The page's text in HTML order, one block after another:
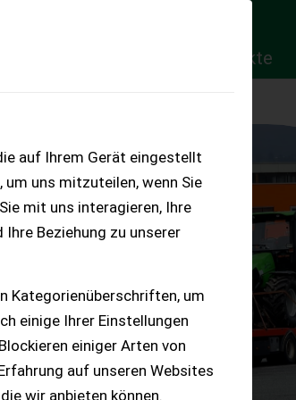
auf Ihrem Gerät eingestellt
um uns mitzuteilen, wenn Sie
mit uns interagieren, Ihre
Beziehung zu unserer
Kategorienüberschriften, um
einige Ihrer Einstellungen
einiger Arten von
auf unseren Websites
wir anbieten können.
Online-Produkte